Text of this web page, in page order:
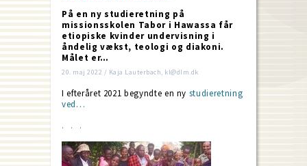
På en ny studieretning på
missionsskolen Tabor i Hawassa får
etiopiske kvinder undervisning i
åndelig vækst, teologi og diakoni.
Målet er…
20. maj 2022 / Kaja Lauterbach, kl@dlm.dk
I efteråret 2021 begyndte en ny studieretning
ved…